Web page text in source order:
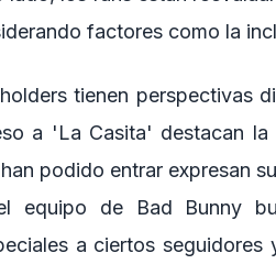
factores como la
tienen perspectivas
a 'La Casita' destacan
podido entrar expresan
equipo de Bad Bunny
a ciertos